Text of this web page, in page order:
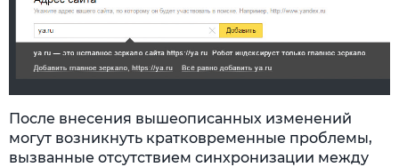
После внесения вышеописанных изменений
могут возникнуть кратковременные проблемы,
вызванные отсутствием синхронизации между